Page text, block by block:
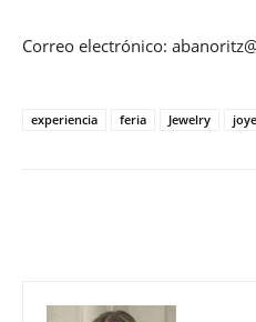
Correo electrónico:
experiencia feria Jewelry